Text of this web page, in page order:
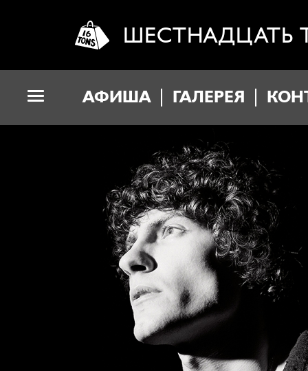
ШЕСТНАДЦАТЬ
АФИША ГАЛЕРЕЯ